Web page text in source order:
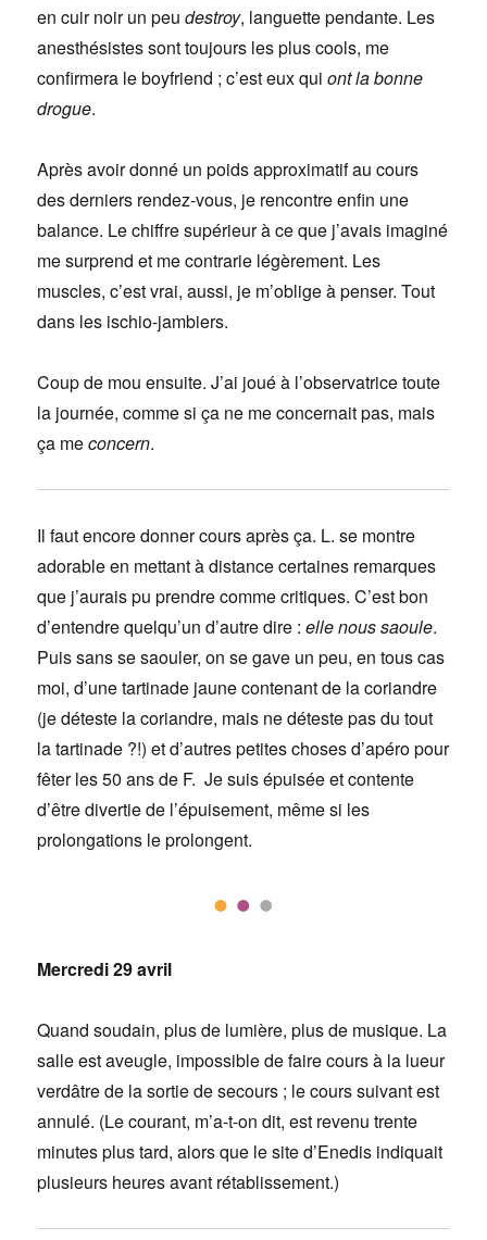
en cuir noir un peudestroy, languette pendante. Les
anesthésistes sont toujours les plus cools, me
confirmera le boyfriend ; c’est eux quiontla bonne
drogue.
Après avoir donné un poids approximatif au cours
des derniers rendez-vous, je rencontre enfin une
balance. Le chiffre supérieur à ce que j’avais imaginé
me surprend et me contrarie légèrement. Les
muscles, c’est vrai, aussi, je m’oblige à penser. Tout
dans les ischio-jambiers.
Coup de mou ensuite. J’ai joué à l’observatrice toute
la journée, comme si ça ne me concernait pas, mais
ça meconcern.
Il faut encore donner cours après ça. L. se montre
adorable en mettant à distance certaines remarques
que j’aurais pu prendre comme critiques. C’est bon
d’entendre quelqu’un d’autre dire :elle nous saoule.
Puis sans se saouler, on se gave un peu, en tous cas
moi, d’une tartinade jaune contenant de la coriandre
(je déteste la coriandre, mais ne déteste pas du tout
la tartinade ?!) et d’autres petites choses d’apéro pour
fêter les 50 ans de F. Je suis épuisée et contente
d’être divertie de l’épuisement, même si les
prolongations le prolongent.
Mercredi 29 avril
Quand soudain, plus de lumière, plus de musique. La
salle est aveugle, impossible de faire cours à la lueur
verdâtre de la sortie de secours ; le cours suivant est
annulé. (Le courant, m’a-t-on dit, est revenu trente
minutes plus tard, alors que le site d’Enedis indiquait
plusieurs heures avant rétablissement.)